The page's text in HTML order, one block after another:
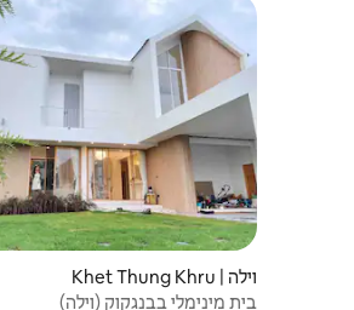
וילה | Khet Thung Khru
בית מינימלי בבנגקוק (וילה)